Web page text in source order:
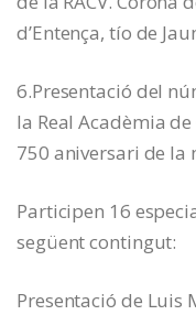
d’Entença, tío de
6.Presentació del
la Real Acadèmia
750 aniversari de la
Participen 16
següent contingut:
Presentació de Luis